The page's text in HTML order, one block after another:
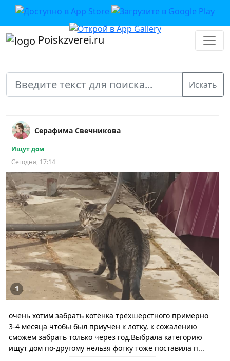
Poiskzverei.ru
Серафима Свечникова
Ищут дом
Сегодня, 17:14
1
очень хотим забрать котёнка трёхшёрстного примерно
3-4 месяца чтобы был приучен к лотку, к сожалению
сможем забрать только через год.Выбрала категорию
ищут дом по-другому нельзя фотку тоже поставила п...